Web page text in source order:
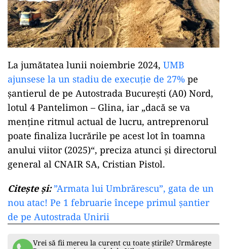
La jumătatea lunii noiembrie 2024, UMB
ajunsese la un stadiu de execuție de 27% pe
șantierul de pe Autostrada București (A0) Nord,
lotul 4 Pantelimon – Glina, iar „dacă se va
menține ritmul actual de lucru, antreprenorul
poate finaliza lucrările pe acest lot în toamna
anului viitor (2025)“, preciza atunci și directorul
general al CNAIR SA, Cristian Pistol.
Citește și:”Armata lui Umbrărescu”, gata de un
nou atac! Pe 1 februarie începe primul șantier
de pe Autostrada Unirii
Vrei să fii mereu la curent cu toate știrile? Urmărește